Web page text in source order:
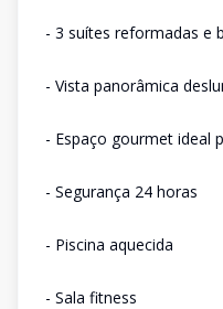
- 3 suítes reformadas e
- Vista panorâmica
- Espaço gourmet ideal
- Segurança 24 horas
- Piscina aquecida
- Sala fitness